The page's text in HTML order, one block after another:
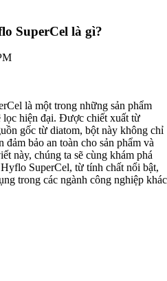
giò chả
kẹo kem
xích
mắm
củ quả
rau câu
hũ
máy
SuperCel là gì?
là một trong những sản phẩm
hiện đại. Được chiết xuất từ
gốc từ diatom, bột này không chỉ
bảo an toàn cho sản phẩm và
này, chúng ta sẽ cùng khám phá
SuperCel, từ tính chất nổi bật,
trong các ngành công nghiệp khác